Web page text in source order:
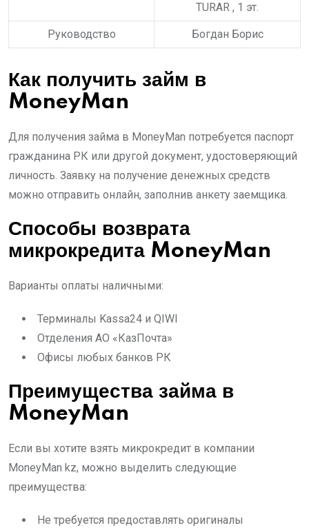
TURAR , 1 эт.
Руководство Богдан Борис
Как получить займ в
MoneyMan
Для получения займа в MoneyMan потребуется паспорт
гражданина РК или другой документ, удостоверяющий
личность. Заявку на получение денежных средств
можно отправить онлайн, заполнив анкету заемщика.
Способы возврата
микрокредита MoneyMan
Варианты оплаты наличными:
Терминалы Kassa24 и QIWI
Отделения АО «КазПочта»
Офисы любых банков РК
Преимущества займа в
MoneyMan
Если вы хотите взять микрокредит в компании
MoneyMan kz, можно выделить следующие
преимущества:
Не требуется предоставлять оригиналы